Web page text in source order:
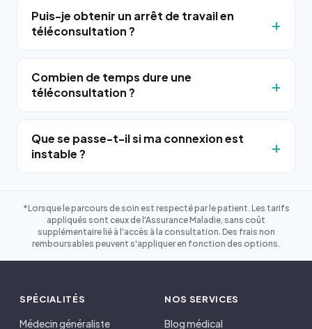
Puis-je obtenir un arrêt de travail en
téléconsultation ?
Combien de temps dure une
téléconsultation ?
Que se passe-t-il si ma connexion est
instable ?
*Lorsque le parcours de soin est respecté par le patient. Les tarifs
appliqués sont ceux de l'Assurance Maladie, sans coût
supplémentaire lié à l'accès à la consultation. Des frais non
remboursables peuvent s'appliquer en fonction des options.
SPÉCIALITÉS
Médecin généraliste
NOS SERVICES
Blog médical